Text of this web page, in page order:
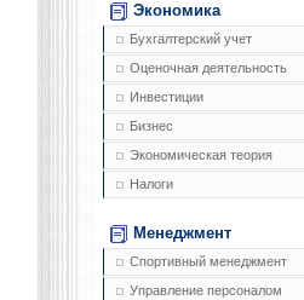
Экономика
Бухгалтерский учет
Оценочная деятельность
Инвестиции
Бизнес
Экономическая теория
Налоги
Менеджмент
Спортивный менеджмент
Управление персоналом